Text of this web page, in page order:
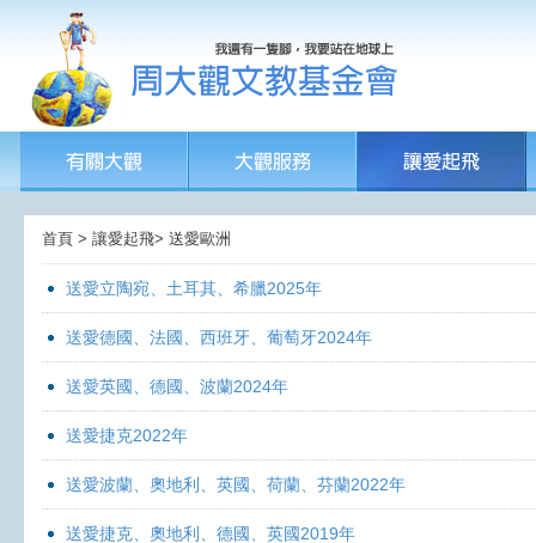
首頁 > 讓愛起飛> 送愛歐洲
送愛立陶宛、土耳其、希臘2025年
送愛德國、法國、西班牙、葡萄牙2024年
送愛英國、德國、波蘭2024年
送愛捷克2022年
送愛波蘭、奧地利、英國、荷蘭、芬蘭2022年
送愛捷克、奧地利、德國、英國2019年